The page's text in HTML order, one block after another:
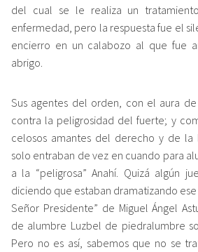
del cual se le realiza un
enfermedad, pero la respuesta fue el
encierro en un calabozo al que fue
abrigo.
Sus agentes del orden, con el aura
contra la peligrosidad del fuerte; y
celosos amantes del derecho y de la
solo entraban de vez en cuando para
a la “peligrosa” Anahí. Quizá algún
diciendo que estaban dramatizando ese
Señor Presidente” de Miguel Ángel
de alumbre Luzbel de piedralumbre
Pero no es así, sabemos que no se